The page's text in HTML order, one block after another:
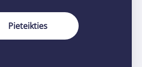
Pieteikties